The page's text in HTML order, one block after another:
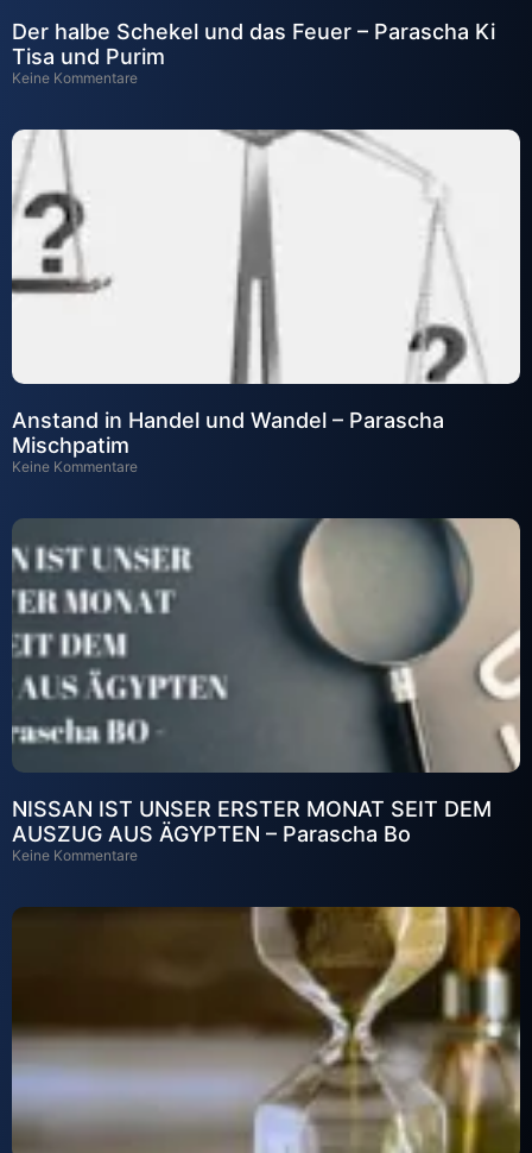
Der halbe Schekel und das Feuer – Parascha Ki
Tisa und Purim
Keine Kommentare
Anstand in Handel und Wandel – Parascha
Mischpatim
Keine Kommentare
NISSAN IST UNSER ERSTER MONAT SEIT DEM
AUSZUG AUS ÄGYPTEN – Parascha Bo
Keine Kommentare